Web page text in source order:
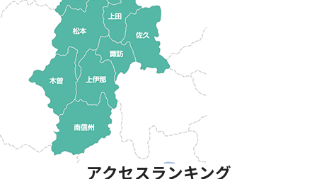
アクセスランキング